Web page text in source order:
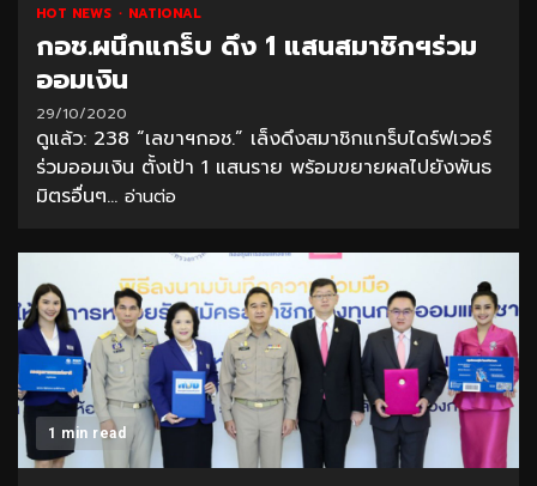
HOT NEWS NATIONAL
กอช.ผนึกแกร็บ ดึง 1 แสนสมาชิกฯร่วม
ออมเงิน
29/10/2020
ดูแล้ว: 238 “เลขาฯกอช.” เล็งดึงสมาชิกแกร็บไดร์ฟเวอร์
ร่วมออมเงิน ตั้งเป้า 1 แสนราย พร้อมขยายผลไปยังพันธ
มิตรอื่นๆ... อ่านต่อ
1 min read